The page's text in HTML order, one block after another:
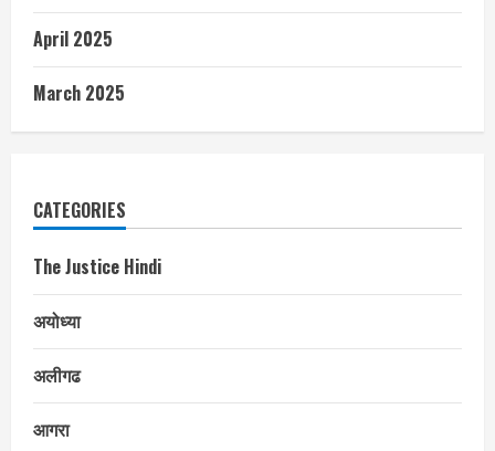
April 2025
March 2025
CATEGORIES
The Justice Hindi
अयोध्या
अलीगढ
आगरा